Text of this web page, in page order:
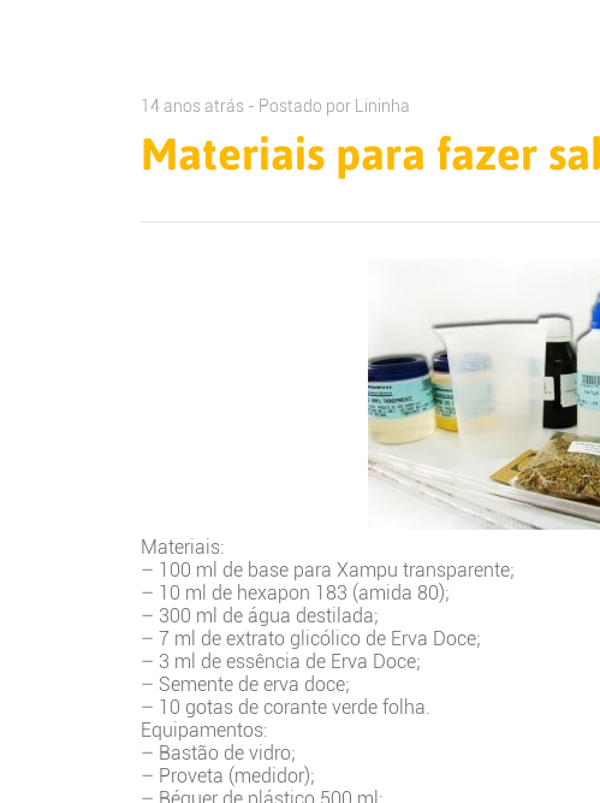
14 anos atrás - Postado por Lininha
Materiais para fazer
Materiais:
– 100 ml de base para Xampu transparente;
– 10 ml de hexapon 183 (amida 80);
– 300 ml de água destilada;
– 7 ml de extrato glicólico de Erva Doce;
– 3 ml de essência de Erva Doce;
– Semente de erva doce;
– 10 gotas de corante verde folha.
Equipamentos:
– Bastão de vidro;
– Proveta (medidor);